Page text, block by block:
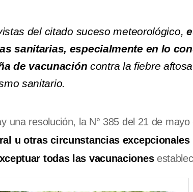
del citado suceso meteorológico,
sanitarias, especialmente en lo
de vacunación contra la fiebre
sanitario.
una resolución, la N° 385 del 21 de
u otras circunstancias excepcionales
todas las vacunaciones